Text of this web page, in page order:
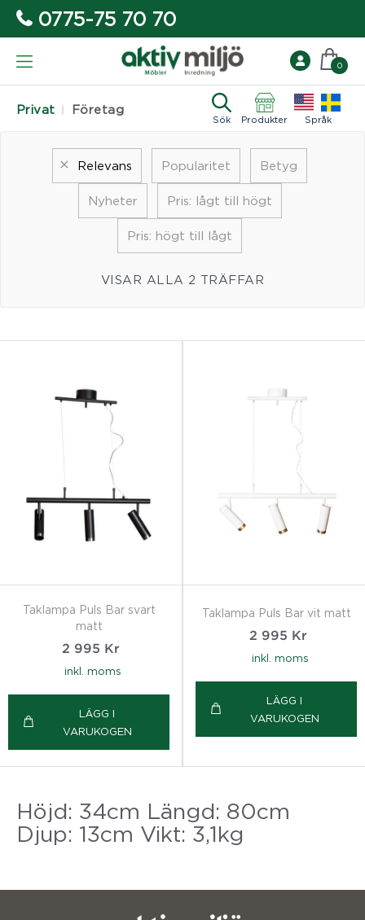
0775-75 70 70
Privat Företag
Sök Produkter Språk
0
Relevans Popularitet Betyg
Nyheter Pris: lågt till högt
Pris: högt till lågt
VISAR ALLA 2 TRÄFFAR
Taklampa Puls Bar svart
matt
2 995 Kr
inkl. moms
LÄGG I
VARUKOGEN
Taklampa Puls Bar vit matt
2 995 Kr
inkl. moms
LÄGG I
VARUKOGEN
Höjd: 34cm Längd: 80cm
Djup: 13cm Vikt: 3,1kg